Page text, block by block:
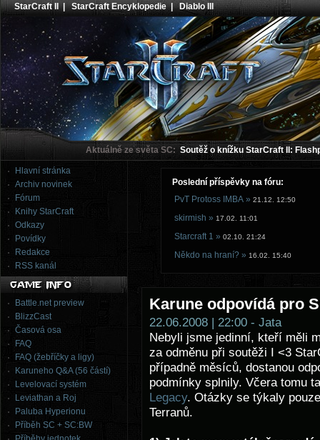
StarCraft II |StarCraft Encyklopedie|Diablo III
Aktuálně ze světa SC: Soutěž o knížku StarCraft II:
Hlavní stránka
Archiv novinek
Fórum
Knihy StarCraft
Odkazy
Povídky
Redakce
RSS kanál
Battle.net preview
BlizzCast
Časová osa
FAQ
FAQ (žebříčky a ligy)
Karuneho Q&A (56 částí)
Levelovací systém
Leviathan a Roj
Paluba Hyperionu
Příběh SC + SC:BW
Poslední příspěvky na fóru:
PvT Protoss IMBA » 21.12. 12:50
skirmish » 17.02. 11:01
Starcraft 1 » 02.10. 21:24
Někdo na hraní? » 16.02. 15:40
Karune odpovídá pro
22.06.2008 | 22:00 - Jata
Nebyli jsme jedinní, kteří měli
za odměnu při soutěži I <3
případně měsíců, dostanou
podmínky splnily. Včera tomu
Legacy. Otázky se týkaly
Terranů.